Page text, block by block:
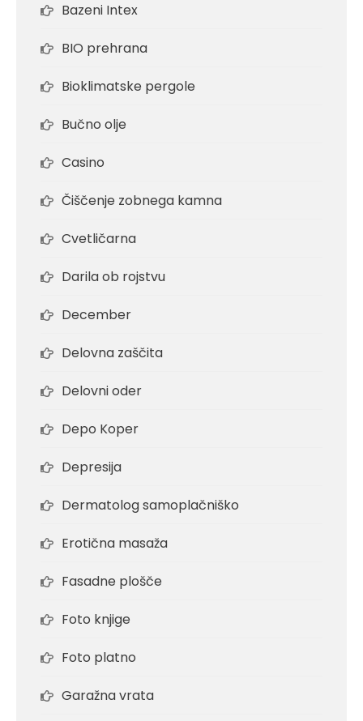
Bazeni Intex
BIO prehrana
Bioklimatske pergole
Bučno olje
Casino
Čiščenje zobnega kamna
Cvetličarna
Darila ob rojstvu
December
Delovna zaščita
Delovni oder
Depo Koper
Depresija
Dermatolog samoplačniško
Erotična masaža
Fasadne plošče
Foto knjige
Foto platno
Garažna vrata